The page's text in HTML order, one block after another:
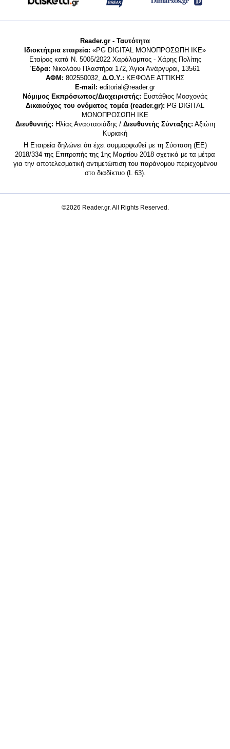
Reader.gr - Ταυτότητα
Ιδιοκτήτρια εταιρεία: «PG DIGITAL MONΟΠΡΟΣΩΠΗ ΙΚΕ»
Εταίρος κατά Ν. 5005/2022 Χαράλαμπος - Χάρης Πολίτης
Έδρα: Νικολάου Πλαστήρα 172, Άγιοι Ανάργυροι, 13561
ΑΦΜ: 802550032, Δ.Ο.Υ.: ΚΕΦΟΔΕ ΑΤΤΙΚΗΣ
E-mail: editorial@reader.gr
Νόμιμος Εκπρόσωπος/Διαχειριστής: Ευστάθιος Μοσχονάς
Δικαιούχος του ονόματος τομέα (reader.gr): PG DIGITAL
MONΟΠΡΟΣΩΠΗ ΙΚΕ
Διευθυντής: Ηλίας Αναστασιάδης / Διευθυντής Σύνταξης: Αξιώτη
Κυριακή
Η Εταιρεία δηλώνει ότι έχει συμμορφωθεί με τη Σύσταση (ΕΕ)
2018/334 της Επιτροπής της 1ης Μαρτίου 2018 σχετικά με τα μέτρα
για την αποτελεσματική αντιμετώπιση του παράνομου περιεχομένου
στο διαδίκτυο (L 63).
©2026 Reader.gr. All Rights Reserved.